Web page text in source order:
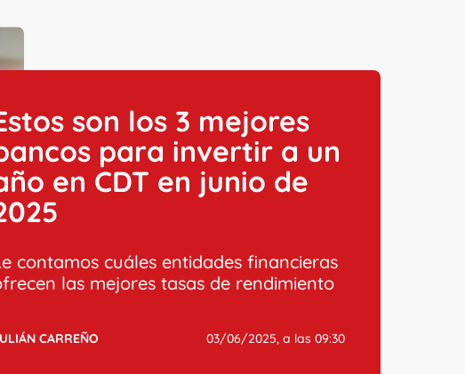
son los 3 mejores
para invertir a un
en CDT en junio de
contamos cuáles entidades financieras
las mejores tasas de rendimiento
CARREÑO 03/06/2025, a las 09:30